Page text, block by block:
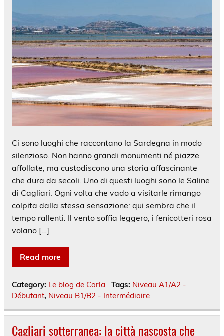
Ci sono luoghi che raccontano la Sardegna in modo
silenzioso. Non hanno grandi monumenti né piazze
affollate, ma custodiscono una storia affascinante
che dura da secoli. Uno di questi luoghi sono le Saline
di Cagliari. Ogni volta che vado a visitarle rimango
colpita dalla stessa sensazione: qui sembra che il
tempo rallenti. Il vento soffia leggero, i fenicotteri rosa
volano […]
Read more
Category: Le blog de Carla Tags: Niveau A1/A2 -
Débutant, Niveau B1/B2 - Intermédiaire
Cagliari sotterranea: la città nascosta che